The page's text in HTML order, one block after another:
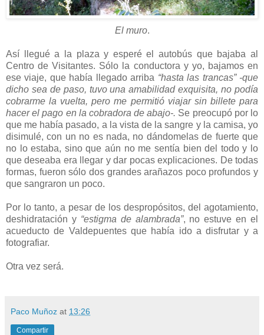
El muro.
Así llegué a la plaza y esperé el autobús que bajaba al
Centro de Visitantes. Sólo la conductora y yo, bajamos en
ese viaje, que había llegado arriba “hasta las trancas” -que
dicho sea de paso, tuvo una amabilidad exquisita, no podía
cobrarme la vuelta, pero me permitió viajar sin billete para
hacer el pago en la cobradora de abajo-. Se preocupó por lo
que me había pasado, a la vista de la sangre y la camisa, yo
disimulé, con un no es nada, no dándomelas de fuerte que
no lo estaba, sino que aún no me sentía bien del todo y lo
que deseaba era llegar y dar pocas explicaciones. De todas
formas, fueron sólo dos grandes arañazos poco profundos y
que sangraron un poco.
Por lo tanto, a pesar de los despropósitos, del agotamiento,
deshidratación y “estigma de alambrada”, no estuve en el
acueducto de Valdepuentes que había ido a disfrutar y a
fotografiar.
Otra vez será.
Paco Muñoz at 13:26
Compartir